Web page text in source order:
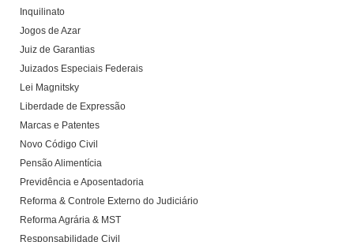
Inquilinato
Jogos de Azar
Juiz de Garantias
Juizados Especiais Federais
Lei Magnitsky
Liberdade de Expressão
Marcas e Patentes
Novo Código Civil
Pensão Alimentícia
Previdência e Aposentadoria
Reforma & Controle Externo do Judiciário
Reforma Agrária & MST
Responsabilidade Civil